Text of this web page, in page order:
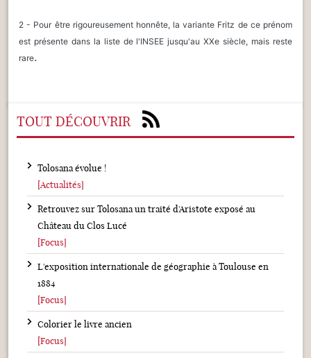
2 - Pour être rigoureusement honnête, la variante Fritz de ce prénom
est présente dans la liste de l'INSEE jusqu'au XXe siècle, mais reste
rare.
TOUT DÉCOUVRIR
Tolosana évolue !
[Actualités]
Retrouvez sur Tolosana un traité d'Aristote exposé au
Château du Clos Lucé
[Focus]
L'exposition internationale de géographie à Toulouse en
1884
[Focus]
Colorier le livre ancien
[Focus]